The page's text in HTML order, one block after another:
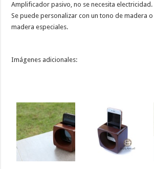
Amplificador pasivo, no se necesita electricidad .
Se puede personalizar con un tono de madera o
madera especiales.
Imágenes adicionales: